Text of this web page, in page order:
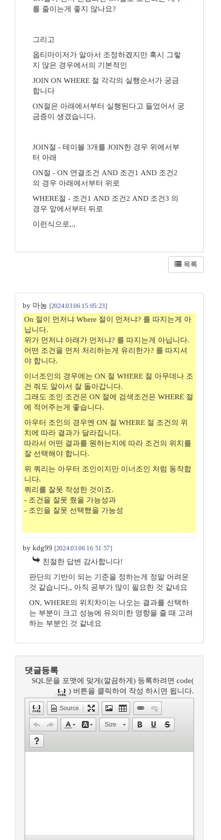
를 줄이는게 좋지 않나요?
그리고
옵티마이저가 알아서 조정하겠지만 혹시 그렇
지 않은 경우에서의 기본적인
JOIN ON WHERE 절 각각의 실행순서가 궁금
합니다
ON절은 아래에서부터 실행된다고 들었어서 궁
금증이 생겼습니다.
JOIN절 - 테이블 3개를 JOIN한 경우 위에서부
터 아래
ON절 - ON 연결조건 AND 조건1 AND 조건2
의 경우 아래에서부터 위로
WHERE절 - 조건1 AND 조건2 AND 조건3 의
경우 앞에서부터 뒤로
이런식으로,.,
목록
by 마농 [2024.03.06 15:05:23]
On 절이 먼저냐 Where 절이 먼저냐? 를 따지는게 아
닙니다.
위가 먼저냐 아래가 먼저냐? 를 따지는게 아닙니다.
어떤 조건을 먼저 처리하는게 유리한가? 를 따지셔
야 합니다.
이너조인의 경우에는 ON 절 WHERE 절 아무데나 조
건 줘도 알아서 잘 돌아갑니다.
그래도 조인 조건은 ON 절에 검색조건은 WHERE 절
에 적어주는게 좋습니다.
아우터 조인의 경우엔 ON 절 WHERE 절 조건의 위
치에 따라 결과가 달라집니다.
따라서 어떤 결과를 원하는지에 따라 조건의 위치를
잘 선택해야 합니다.
위 쿼리는 아우터 조인이지만 이너조인 처럼 동작합
니다.
쿼리를 잘못 작성한 것이죠.
- 조건을 잘못 줬을 가능성과
- 조인을 잘못 선택했을 가능성
by kdg99 [2024.03.06 16:51:57]
친절한 답변 감사합니다!
판단의 기반이 되는 기준을 정하는게 정말 어려운
것 같습니다,, 아직 공부가 많이 필요한 것 같네요
ON, WHERE의 위치차이는 나오는 결과를 선택하
는 부분이 크고 성능에 유의미한 영향을 줄 때 고려
하는 부분인 것 같네요
댓글등록
SQL문을 포맷에 맞게(깔끔하게) 등록하려면 code(
) 버튼을 클릭하여 작성 하시면 됩니다.
Source
Size